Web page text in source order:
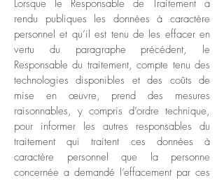
Lorsque le Responsable de Traitement a
rendu publiques les données à caractère
personnel et qu’il est tenu de les effacer en
vertu du paragraphe précédent, le
Responsable du traitement, compte tenu des
technologies disponibles et des coûts de
mise en œuvre, prend des mesures
raisonnables, y compris d’ordre technique,
pour informer les autres responsables du
traitement qui traitent ces données à
caractère personnel que la personne
concernée a demandé l’effacement par ces